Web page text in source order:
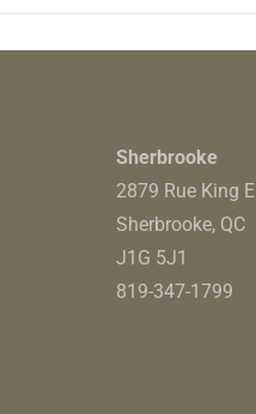
Sherbrooke
2879 Rue King E
Sherbrooke, QC
J1G 5J1
819-347-1799